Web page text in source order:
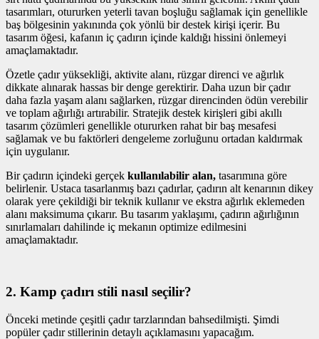
tasarımları, otururken yeterli tavan boşluğu sağlamak için genellikle
baş bölgesinin yakınında çok yönlü bir destek kirişi içerir. Bu
tasarım öğesi, kafanın iç çadırın içinde kaldığı hissini önlemeyi
amaçlamaktadır.
Özetle çadır yüksekliği, aktivite alanı, rüzgar direnci ve ağırlık
dikkate alınarak hassas bir denge gerektirir. Daha uzun bir çadır
daha fazla yaşam alanı sağlarken, rüzgar direncinden ödün verebilir
ve toplam ağırlığı artırabilir. Stratejik destek kirişleri gibi akıllı
tasarım çözümleri genellikle otururken rahat bir baş mesafesi
sağlamak ve bu faktörleri dengeleme zorluğunu ortadan kaldırmak
için uygulanır.
Bir çadırın içindeki gerçek kullanılabilir alan, tasarımına göre
belirlenir. Ustaca tasarlanmış bazı çadırlar, çadırın alt kenarının dikey
olarak yere çekildiği bir teknik kullanır ve ekstra ağırlık eklemeden
alanı maksimuma çıkarır. Bu tasarım yaklaşımı, çadırın ağırlığının
sınırlamaları dahilinde iç mekanın optimize edilmesini
amaçlamaktadır.
2. Kamp çadırı stili nasıl seçilir?
Önceki metinde çeşitli çadır tarzlarından bahsedilmişti. Şimdi
popüler çadır stillerinin detaylı açıklamasını yapacağım.